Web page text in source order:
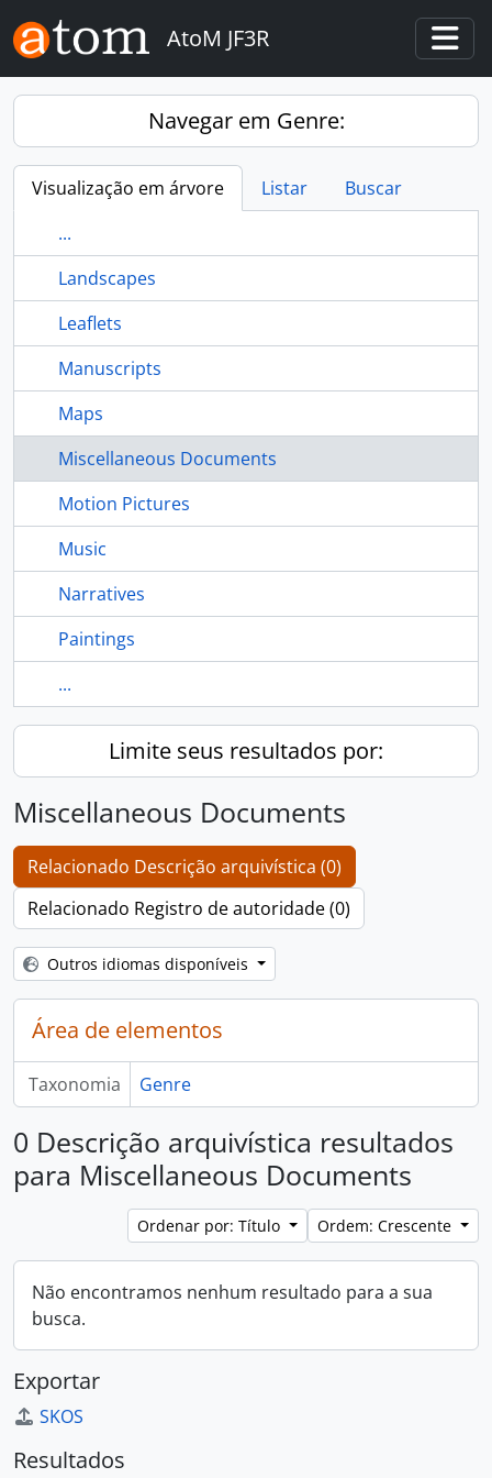
Skip to main content
AtoM JF3R
Navegar em Genre:
Visualização em árvore Listar
Buscar
...
Landscapes
Leaflets
Manuscripts
Maps
Miscellaneous Documents
Motion Pictures
Music
Narratives
Paintings
...
Limite seus resultados por:
Miscellaneous Documents
Relacionado Descrição arquivística (0)
Relacionado Registro de autoridade (0)
Outros idiomas disponíveis
Área de elementos
Taxonomia Genre
0 Descrição arquivística resultados
para Miscellaneous Documents
Ordenar por: Título Ordem: Crescente
Não encontramos nenhum resultado para a sua
busca.
Exportar
SKOS
Resultados